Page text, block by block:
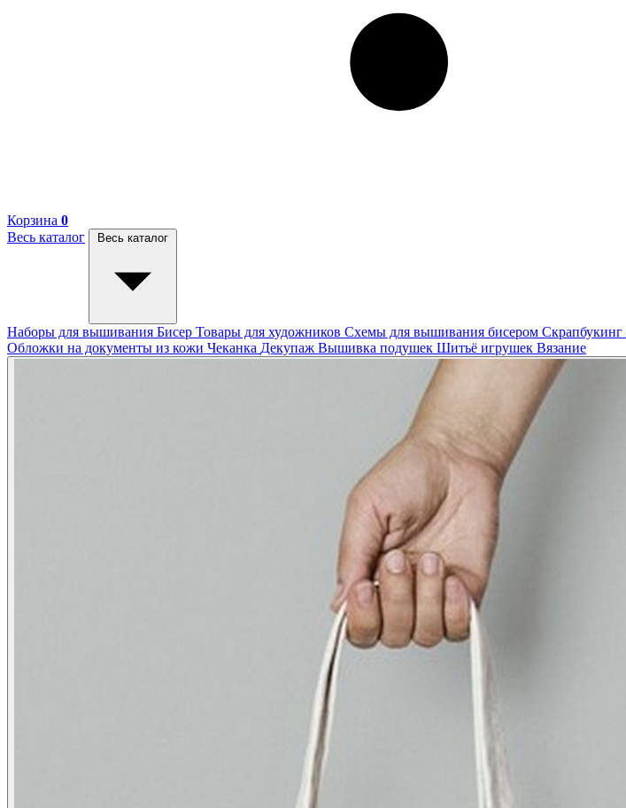
Корзина 0
Весь каталог
Весь каталог
Наборы для вышивания Бисер Товары для художников Схемы для вышивания бисером Скрапбукинг
Обложки на документы из кожи Чеканка Декупаж Вышивка подушек Шитьё игрушек Вязание